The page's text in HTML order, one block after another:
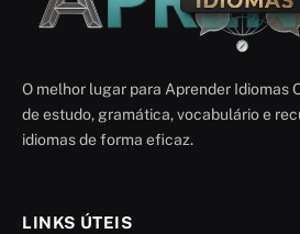
O melhor lugar para Aprender Idiomas
de estudo, gramática, vocabulário e
idiomas de forma eficaz.
LINKS ÚTEIS